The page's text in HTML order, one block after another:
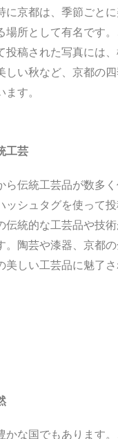
に京都は、季節ごと
場所として有名です
投稿された写真には、
しい秋など、京都の
す。
工芸
ら伝統工芸品が数多
ッシュタグを使って
伝統的な工芸品や技
。陶芸や漆器、京都
美しい工芸品に魅了
かな国でもあります